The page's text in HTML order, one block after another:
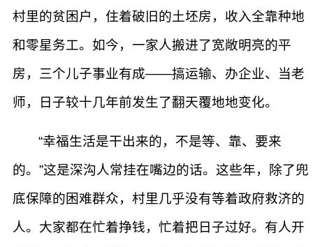
村里的贫困户，住着破旧的土坯房，收入全靠种地
和零星务工。如今，一家人搬进了宽敞明亮的平
房，三个儿子事业有成——搞运输、办企业、当老
师，日子较十几年前发生了翻天覆地地变化。
“幸福生活是干出来的，不是等、靠、要来
的。”这是深沟人常挂在嘴边的话。这些年，除了兜
底保障的困难群众，村里几乎没有等着政府救济的
人。大家都在忙着挣钱，忙着把日子过好。有人开